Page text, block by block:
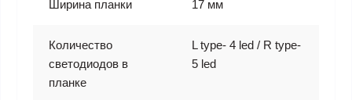
Ширина планки 17 мм
Количество
светодиодов в
планке
L type- 4 led / R type-
5 led